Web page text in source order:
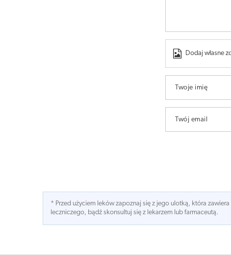
Dodaj własne
Twoje imię
Twój email
* Przed użyciem leków zapoznaj się z jego ulotką, która
leczniczego, bądź skonsultuj się z lekarzem lub farmaceutą.